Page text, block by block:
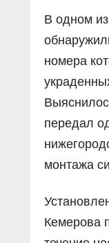
В одном
номера
передал
монтажа
Кемерова